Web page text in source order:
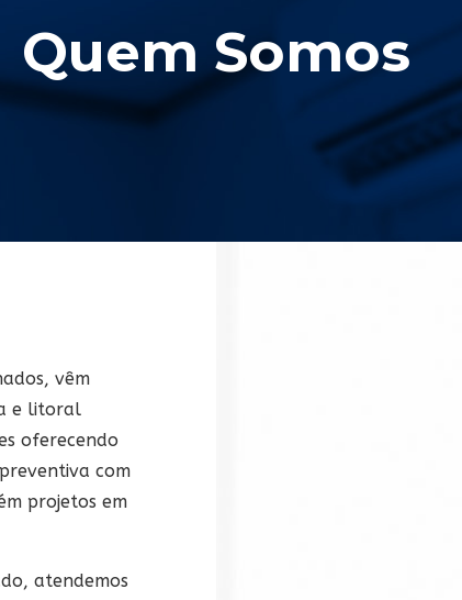
Quem Somos
vêm
e litoral
oferecendo
com
projetos em
atendemos